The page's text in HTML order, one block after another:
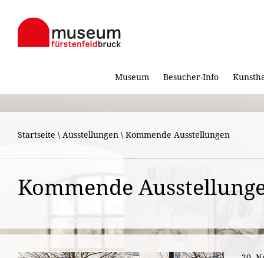
Museum Besucher-Info
Startseite \ Ausstellungen \ Kommende Ausstellungen
Kommende